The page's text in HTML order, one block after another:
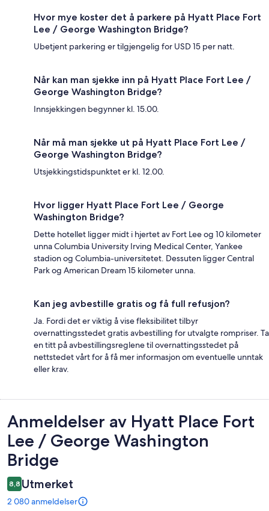
Hvor mye koster det å parkere på Hyatt Place Fort
Lee / George Washington Bridge?
Ubetjent parkering er tilgjengelig for USD 15 per natt.
Når kan man sjekke inn på Hyatt Place Fort Lee /
George Washington Bridge?
Innsjekkingen begynner kl. 15.00.
Når må man sjekke ut på Hyatt Place Fort Lee /
George Washington Bridge?
Utsjekkingstidspunktet er kl. 12.00.
Hvor ligger Hyatt Place Fort Lee / George
Washington Bridge?
Dette hotellet ligger midt i hjertet av Fort Lee og 10 kilometer
unna Columbia University Irving Medical Center, Yankee
stadion og Columbia-universitetet. Dessuten ligger Central
Park og American Dream 15 kilometer unna.
Kan jeg avbestille gratis og få full refusjon?
Ja. Fordi det er viktig å vise fleksibilitet tilbyr
overnattingsstedet gratis avbestilling for utvalgte rompriser. Ta
en titt på avbestillingsreglene til overnattingsstedet på
nettstedet vårt for å få mer informasjon om eventuelle unntak
eller krav.
Anmeldelser
Anmeldelser av Hyatt Place Fort
Lee / George Washington
Bridge
8,8 Utmerket
2 080 anmeldelser